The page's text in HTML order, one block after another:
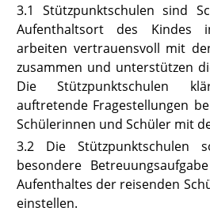
3.1 Stützpunktschulen sind
Aufenthaltsort des Kindes
arbeiten vertrauensvoll mit
zusammen und unterstützen
Die Stützpunktschulen
auftretende Fragestellungen
Schülerinnen und Schüler mit
3.2 Die Stützpunktschulen
besondere
Aufenthaltes der reisenden
einstellen.